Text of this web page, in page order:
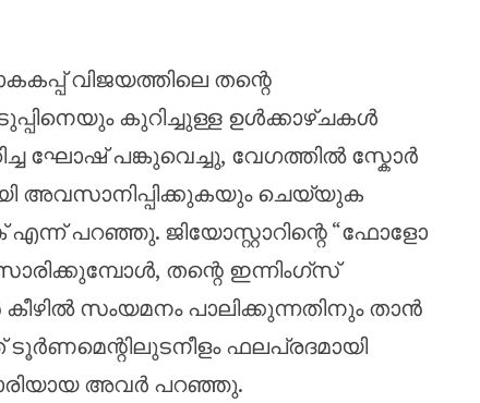
റൺസ് നേടുക
വിജയത്തിലെ തന്റെ
കുറിച്ചുള്ള ഉൾക്കാഴ്ചകൾ
റിച്ച ഘോഷ് പങ്കുവെച്ചു, വേഗത്തിൽ സ്കോർ
അവസാനിപ്പിക്കുകയും ചെയ്യുക
പറഞ്ഞു. ജിയോസ്റ്റാറിന്റെ “ഫോളോ
തന്റെ ഇന്നിംഗ്‌സ്
കീഴിൽ സംയമനം പാലിക്കുന്നതിനും താൻ
ഫലപ്രദമായി
അവർ പറഞ്ഞു.